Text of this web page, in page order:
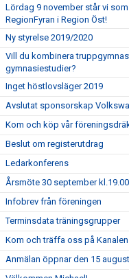
Lördag 9 november står vi
RegionFyran i Region Öst!
Ny styrelse 2019/2020
Vill du kombinera
gymnasiestudier?
Inget höstlovsläger 2019
Avslutat sponsorskap
Kom och köp vår
Beslut om registerutdrag
Ledarkonferens
Årsmöte 30 september kl.19.00
Infobrev från föreningen
Terminsdata träningsgrupper
Kom och träffa oss på
Anmälan öppnar den 15